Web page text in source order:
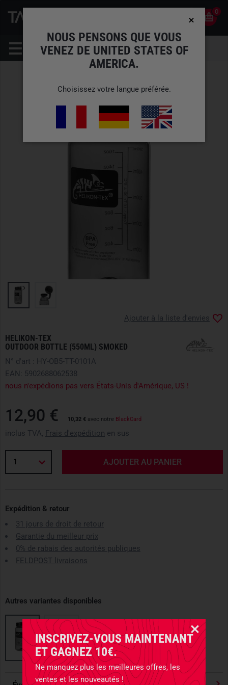
INSCRIVEZ-VOUS MAINTENANT
ET GAGNEZ 10€.
Ne manquez plus les meilleures offres, les
ventes et les nouveautés !
0
HELIKON-TEX
OUTDOOR BOTTLE (550ML) SMOKED
Ajouter à la liste d'envies
N° d'art : HY-OB5-TT-0101A
EAN: 5902688062538
nous n'expédions pas vers États-Unis d'Amérique, US !
12,90 € 10,32 € avec notre BlackCard
inclus TVA, Frais d'expédition en sus
1 AJOUTER AU PANIER
Expédition & retour
31 jours de droit de retour
Garantie du meilleur prix
0% de rabais des autorités publiques
FELDPOST livraisons
Autres variantes disponibles
NOUS PENSONS QUE VOUS
VENEZ DE UNITED STATES OF
AMERICA.
Choisissez votre langue préférée.